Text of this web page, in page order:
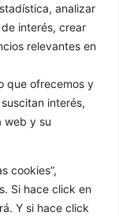
analizar
interés, crear
relevantes en
que ofrecemos y
interés,
web y su
cookies”,
Si hace click en
Y si hace click
amplia
puedo